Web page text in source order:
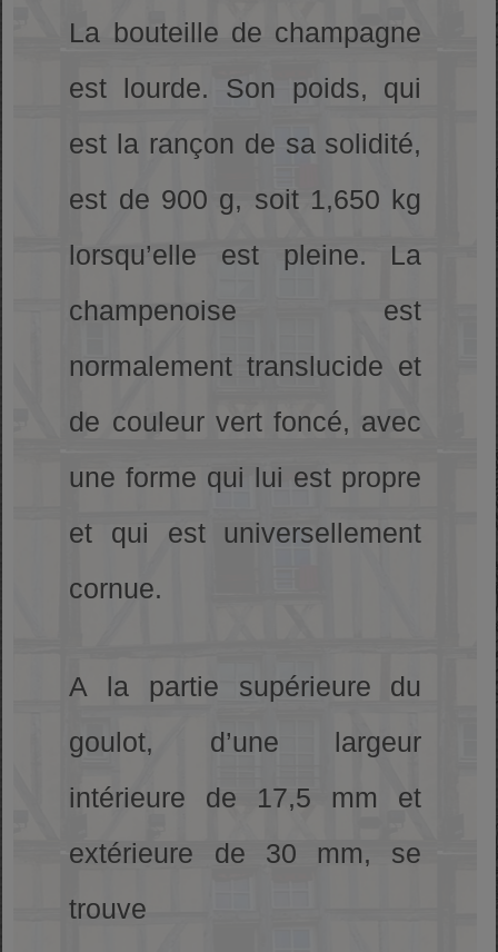
La bouteille de champagne
est lourde. Son poids, qui
est la rançon de sa solidité,
est de 900 g, soit 1,650 kg
lorsqu’elle est pleine. La
champenoise est
normalement translucide et
de couleur vert foncé, avec
une forme qui lui est propre
et qui est universellement
cornue.
A la partie supérieure du
goulot, d’une largeur
intérieure de 17,5 mm et
extérieure de 30 mm, se
trouve